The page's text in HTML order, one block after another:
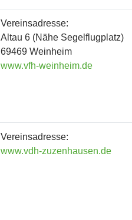
Vereinsadresse:
Altau 6 (Nähe Segelflugplatz)
69469 Weinheim
www.vfh-weinheim.de
Vereinsadresse:
www.vdh-zuzenhausen.de